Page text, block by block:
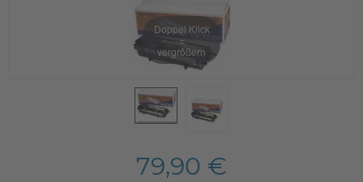
Doppel Klick
=
vergrößern
79,90 €